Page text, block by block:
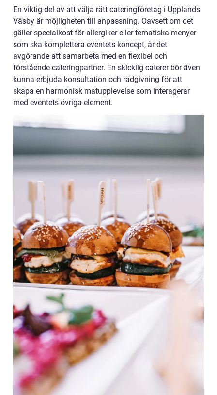
En viktig del av att välja rätt cateringföretag i Upplands
Väsby är möjligheten till anpassning. Oavsett om det
gäller specialkost för allergiker eller tematiska menyer
som ska komplettera eventets koncept, är det
avgörande att samarbeta med en flexibel och
förstående cateringpartner. En skicklig caterer bör även
kunna erbjuda konsultation och rådgivning för att
skapa en harmonisk matupplevelse som interagerar
med eventets övriga element.